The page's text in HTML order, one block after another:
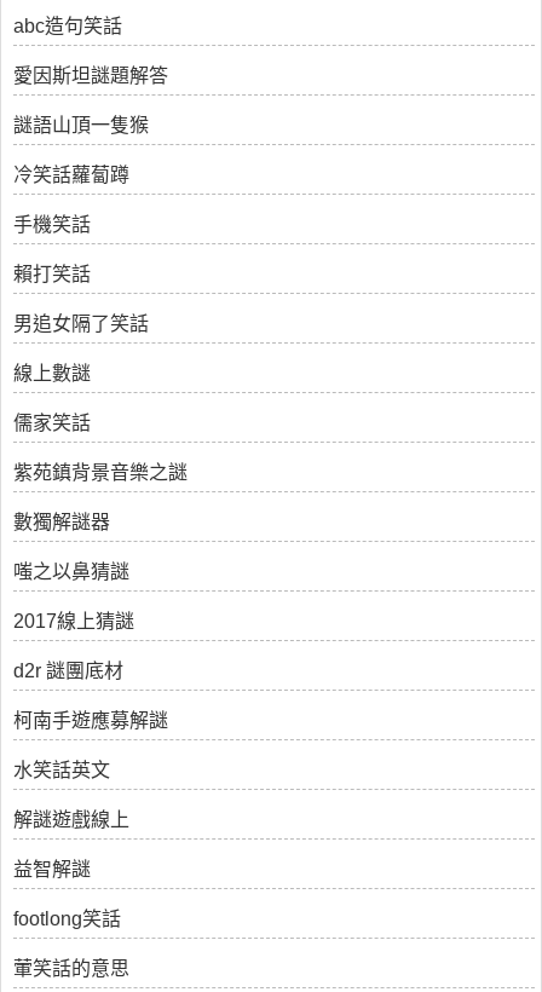
abc造句笑話
愛因斯坦謎題解答
謎語山頂一隻猴
冷笑話蘿蔔蹲
手機笑話
賴打笑話
男追女隔了笑話
線上數謎
儒家笑話
紫苑鎮背景音樂之謎
數獨解謎器
嗤之以鼻猜謎
2017線上猜謎
d2r 謎團底材
柯南手遊應募解謎
水笑話英文
解謎遊戲線上
益智解謎
footlong笑話
葷笑話的意思